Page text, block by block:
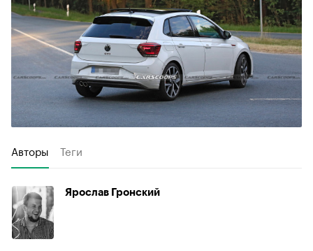
Авторы Теги
Ярослав Гронский